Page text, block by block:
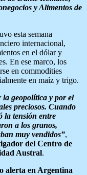
y Alimentos de
esta semana
internacional,
en el dólar y
En ese marco, los
en commodities
en maíz y trigo.
geopolítica y por el
preciosos. Cuando
la tensión entre
a los granos,
muy vendidos”,
del Centro de
Austral.
alerta en Argentina